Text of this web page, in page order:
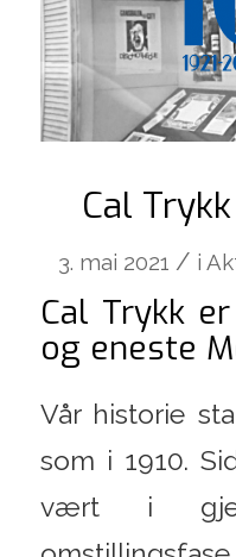
Cal
3. mai 2021 / i
Cal Trykk
og eneste
Vår historie
som i 1910.
vært i